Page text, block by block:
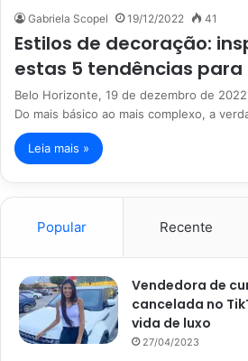
Gabriela Scopel 19/12/2022 41
Estilos de decoração:
estas 5 tendências para
Belo Horizonte, 19 de dezembro de
Do mais básico ao mais complexo, a
Leia mais »
Popular Recente
Vendedora de
cancelada no
vida de luxo
27/04/2023